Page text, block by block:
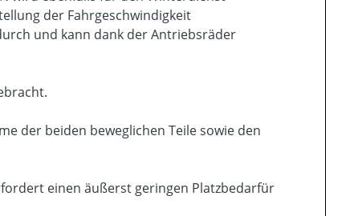
der Fahrgeschwindigkeit
und kann dank der Antriebsräder
der beiden beweglichen Teile sowie den
einen äußerst geringen Platzbedarfür